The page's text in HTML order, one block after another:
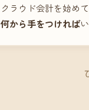
クラウド会計を始め
何から手をつければ